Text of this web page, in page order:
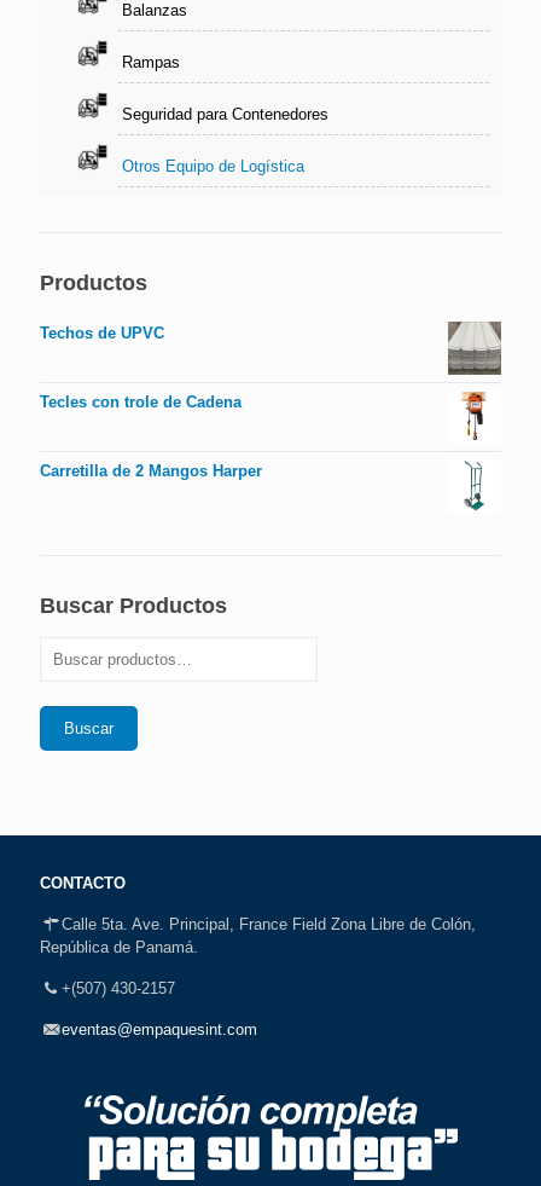
Balanzas
Rampas
Seguridad para Contenedores
Otros Equipo de Logística
Productos
Techos de UPVC
Tecles con trole de Cadena
Carretilla de 2 Mangos Harper
Buscar Productos
Buscar
CONTACTO
Calle 5ta. Ave. Principal, France Field Zona Libre de Colón,
República de Panamá.
+(507) 430-2157
eventas@empaquesint.com